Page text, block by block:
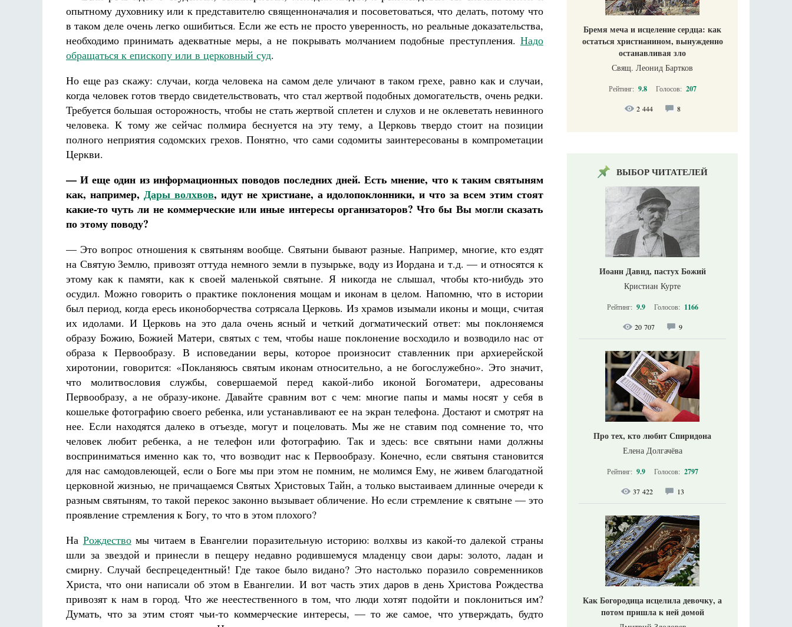
опытному духовнику или к представителю священноначалия и посоветоваться, что делать, потому что
в таком деле очень легко ошибиться. Если же есть не просто уверенность, но реальные доказательства,
необходимо принимать адекватные меры, а не покрывать молчанием подобные преступления. Надо
обращаться к епископу или в церковный суд.
Но еще раз скажу: случаи, когда человека на самом деле уличают в таком грехе, равно как и случаи,
когда человек готов твердо свидетельствовать, что стал жертвой подобных домогательств, очень редки.
Требуется большая осторожность, чтобы не стать жертвой сплетен и слухов и не оклеветать невинного
человека. К тому же сейчас полмира беснуется на эту тему, а Церковь твердо стоит на позиции
полного неприятия содомских грехов. Понятно, что сами содомиты заинтересованы в компрометации
Церкви.
— И еще один из информационных поводов последних дней. Есть мнение, что к таким святыням
как, например, Дары волхвов, идут не христиане, а идолопоклонники, и что за всем этим стоят
какие-то чуть ли не коммерческие или иные интересы организаторов? Что бы Вы могли сказать
по этому поводу?
— Это вопрос отношения к святыням вообще. Святыни бывают разные. Например, многие, кто ездят
на Святую Землю, привозят оттуда немного земли в пузырьке, воду из Иордана и т.д. — и относятся к
этому как к памяти, как к своей маленькой святыне. Я никогда не слышал, чтобы кто-нибудь это
осудил. Можно говорить о практике поклонения мощам и иконам в целом. Напомню, что в истории
был период, когда ересь иконоборчества сотрясала Церковь. Из храмов изымали иконы и мощи, считая
их идолами. И Церковь на это дала очень ясный и четкий догматический ответ: мы поклоняемся
образу Божию, Божией Матери, святых с тем, чтобы наше поклонение восходило и возводило нас от
образа к Первообразу. В исповедании веры, которое произносит ставленник при архиерейской
хиротонии, говорится: «Покланяюсь святым иконам относительно, а не богослужебно». Это значит,
что молитвословия службы, совершаемой перед какой-либо иконой Богоматери, адресованы
Первообразу, а не образу-иконе. Давайте сравним вот с чем: многие папы и мамы носят у себя в
кошельке фотографию своего ребенка, или устанавливают ее на экран телефона. Достают и смотрят на
нее. Если находятся далеко в отъезде, могут и поцеловать. Мы же не ставим под сомнение то, что
человек любит ребенка, а не телефон или фотографию. Так и здесь: все святыни нами должны
восприниматься именно как то, что возводит нас к Первообразу. Конечно, если святыня становится
для нас самодовлеющей, если о Боге мы при этом не помним, не молимся Ему, не живем благодатной
церковной жизнью, не причащаемся Святых Христовых Тайн, а только выстаиваем длинные очереди к
разным святыням, то такой перекос законно вызывает обличение. Но если стремление к святыне — это
проявление стремления к Богу, то что в этом плохого?
На Рождествомы читаем в Евангелии поразительную историю: волхвы из какой-то далекой страны
шли за звездой и принесли в пещеру недавно родившемуся младенцу свои дары: золото, ладан и
смирну. Случай беспрецедентный! Где такое было видано? Это настолько поразило современников
Христа, что они написали об этом в Евангелии. И вот часть этих даров в день Христова Рождества
привозят к нам в город. Что же неестественного в том, что люди хотят подойти и поклониться им?
Думать, что за этим стоят чьи-то коммерческие интересы, — то же самое, что утверждать, будто
Бремя меча и исцеление сердца: как
остаться христианином, вынужденно
останавливая зло
Свящ. Леонид Бартков
Рейтинг: 9.8 Голосов: 207
2 444 8
ВЫБОР ЧИТАТЕЛЕЙ
Иоанн Давид, пастух Божий
Кристиан Курте
Рейтинг: 9.9 Голосов: 1166
20 707 9
Про тех, кто любит Спиридона
Елена Долгачёва
Рейтинг: 9.9 Голосов: 2797
37 422 13
Как Богородица исцелила девочку, а
потом пришла к ней домой